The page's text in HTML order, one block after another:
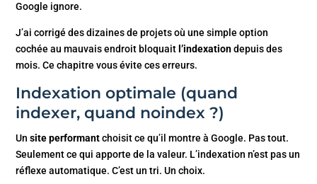
Google ignore.
J’ai corrigé des dizaines de projets où une simple option
cochée au mauvais endroit bloquait l’indexationdepuis des
mois. Ce chapitre vous évite ces erreurs.
Indexation optimale (quand
indexer, quand noindex ?)
Unsite performantchoisit ce qu’il montre à Google. Pas tout.
Seulement ce qui apporte de la valeur. L’indexation n’est pas un
réflexe automatique. C’est un tri. Un choix.